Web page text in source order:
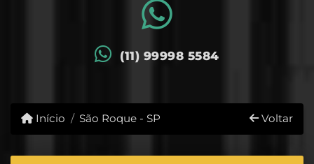
(11) 99998 5584
Início São Roque - SP Voltar